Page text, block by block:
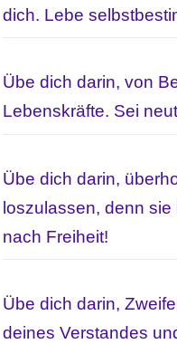
dich. Lebe
Übe dich darin, von
Lebenskräfte. Sei
Übe dich darin,
loszulassen, denn
nach Freiheit!
Übe dich darin,
deines Verstandes